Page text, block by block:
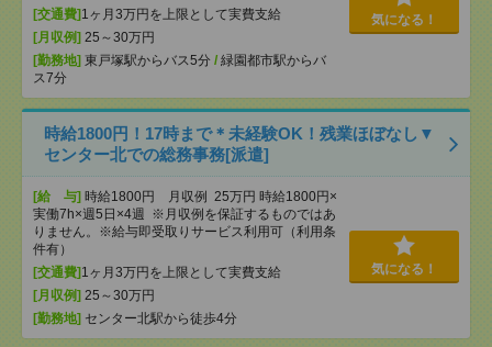
[交通費] 1ヶ月3万円を上限として実費支給
[月収例] 25～30万円
[勤務地] 東戸塚駅からバス5分 / 緑園都市駅からバ
ス7分
気になる！
時給1800円！17時まで＊未経験OK！残業ほぼなし▼
センター北での総務事務[派遣]
[給 与] 時給1800円 月収例 25万円 時給1800円×
実働7h×週5日×4週 ※月収例を保証するものではあ
りません。※給与即受取りサービス利用可（利用条
件有）
[交通費] 1ヶ月3万円を上限として実費支給
[月収例] 25～30万円
[勤務地] センター北駅から徒歩4分
気になる！